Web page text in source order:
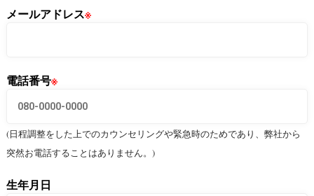
メールアドレス※
電話番号※
(日程調整をした上でのカウンセリングや緊急時のためであり、弊社から
突然お電話することはありません。)
生年月日